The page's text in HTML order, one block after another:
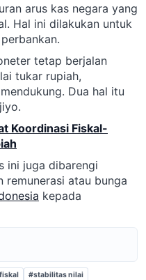
arus kas negara yang
Hal ini dilakukan untuk
tetap berjalan
tukar rupiah,
Dua hal itu
Koordinasi Fiskal-
ini juga dibarengi
remunerasi atau bunga
kepada
#stabilitas nilai